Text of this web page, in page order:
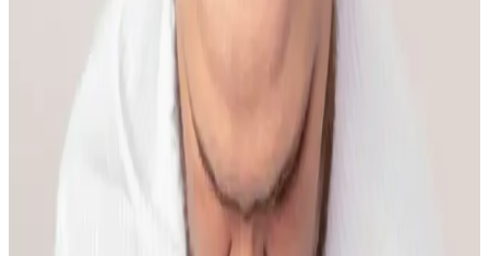
renk ve uyumu sağlar, günlük hayata kolaylıkla adapte olur.
İlkbahar ve Yaz Düğünleri İçin Doğal ve Şık
Makyaj Teknikleri ve Ürün Önerileri
İlkbahar ve yaz düğünlerinde doğal ve uyumlu makyaj için cilt tonu
uyumu, doğru ürün seçimi ve özel günlere uygun teknikler
önemlidir. Nemlendirme ve kirpik bakımı görünümü tamamlar.
Kaş Bölgesindeki Sivilceyi Gizlemek ve İyileştirmek
İçin Etkili Yöntemler